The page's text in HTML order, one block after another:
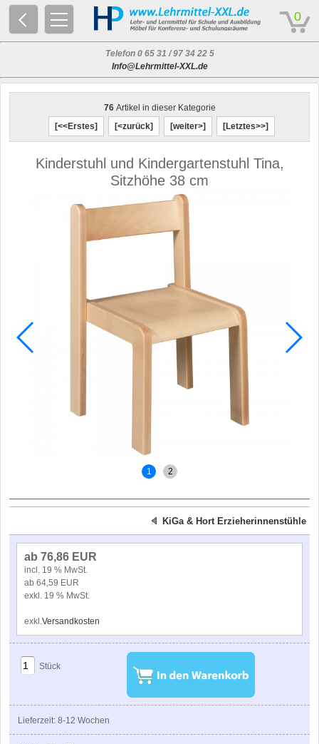
0
Telefon 0 65 31 / 97 34 22 5
Info@Lehrmittel-XXL.de
76Artikel in dieser Kategorie
[<<Erstes]
[<zurück] [weiter>] [Letztes>>]
Kinderstuhl und Kindergartenstuhl Tina,
Sitzhöhe 38 cm
1 2
KiGa & Hort Erzieherinnenstühle
ab 76,86 EUR
incl. 19 % MwSt.
ab 64,59 EUR
exkl. 19 % MwSt.
exkl.Versandkosten
Stück
Lieferzeit: 8-12 Wochen
© 2026 - Based on eCommerce Engine xt:Commerce Shopsoftware